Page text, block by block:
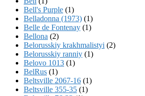
Bell's Purple (1)
Belladonna (1973) (1)
Belle de Fontenay (1)
Bellona (2)
Belorusskiy krakhmalistyi (2)
Belorusskiy ranniy (1)
Belovo 1013 (1)
BelRus (1)
Beltsville 2067-16 (1)
Beltsville 355-35 (1)